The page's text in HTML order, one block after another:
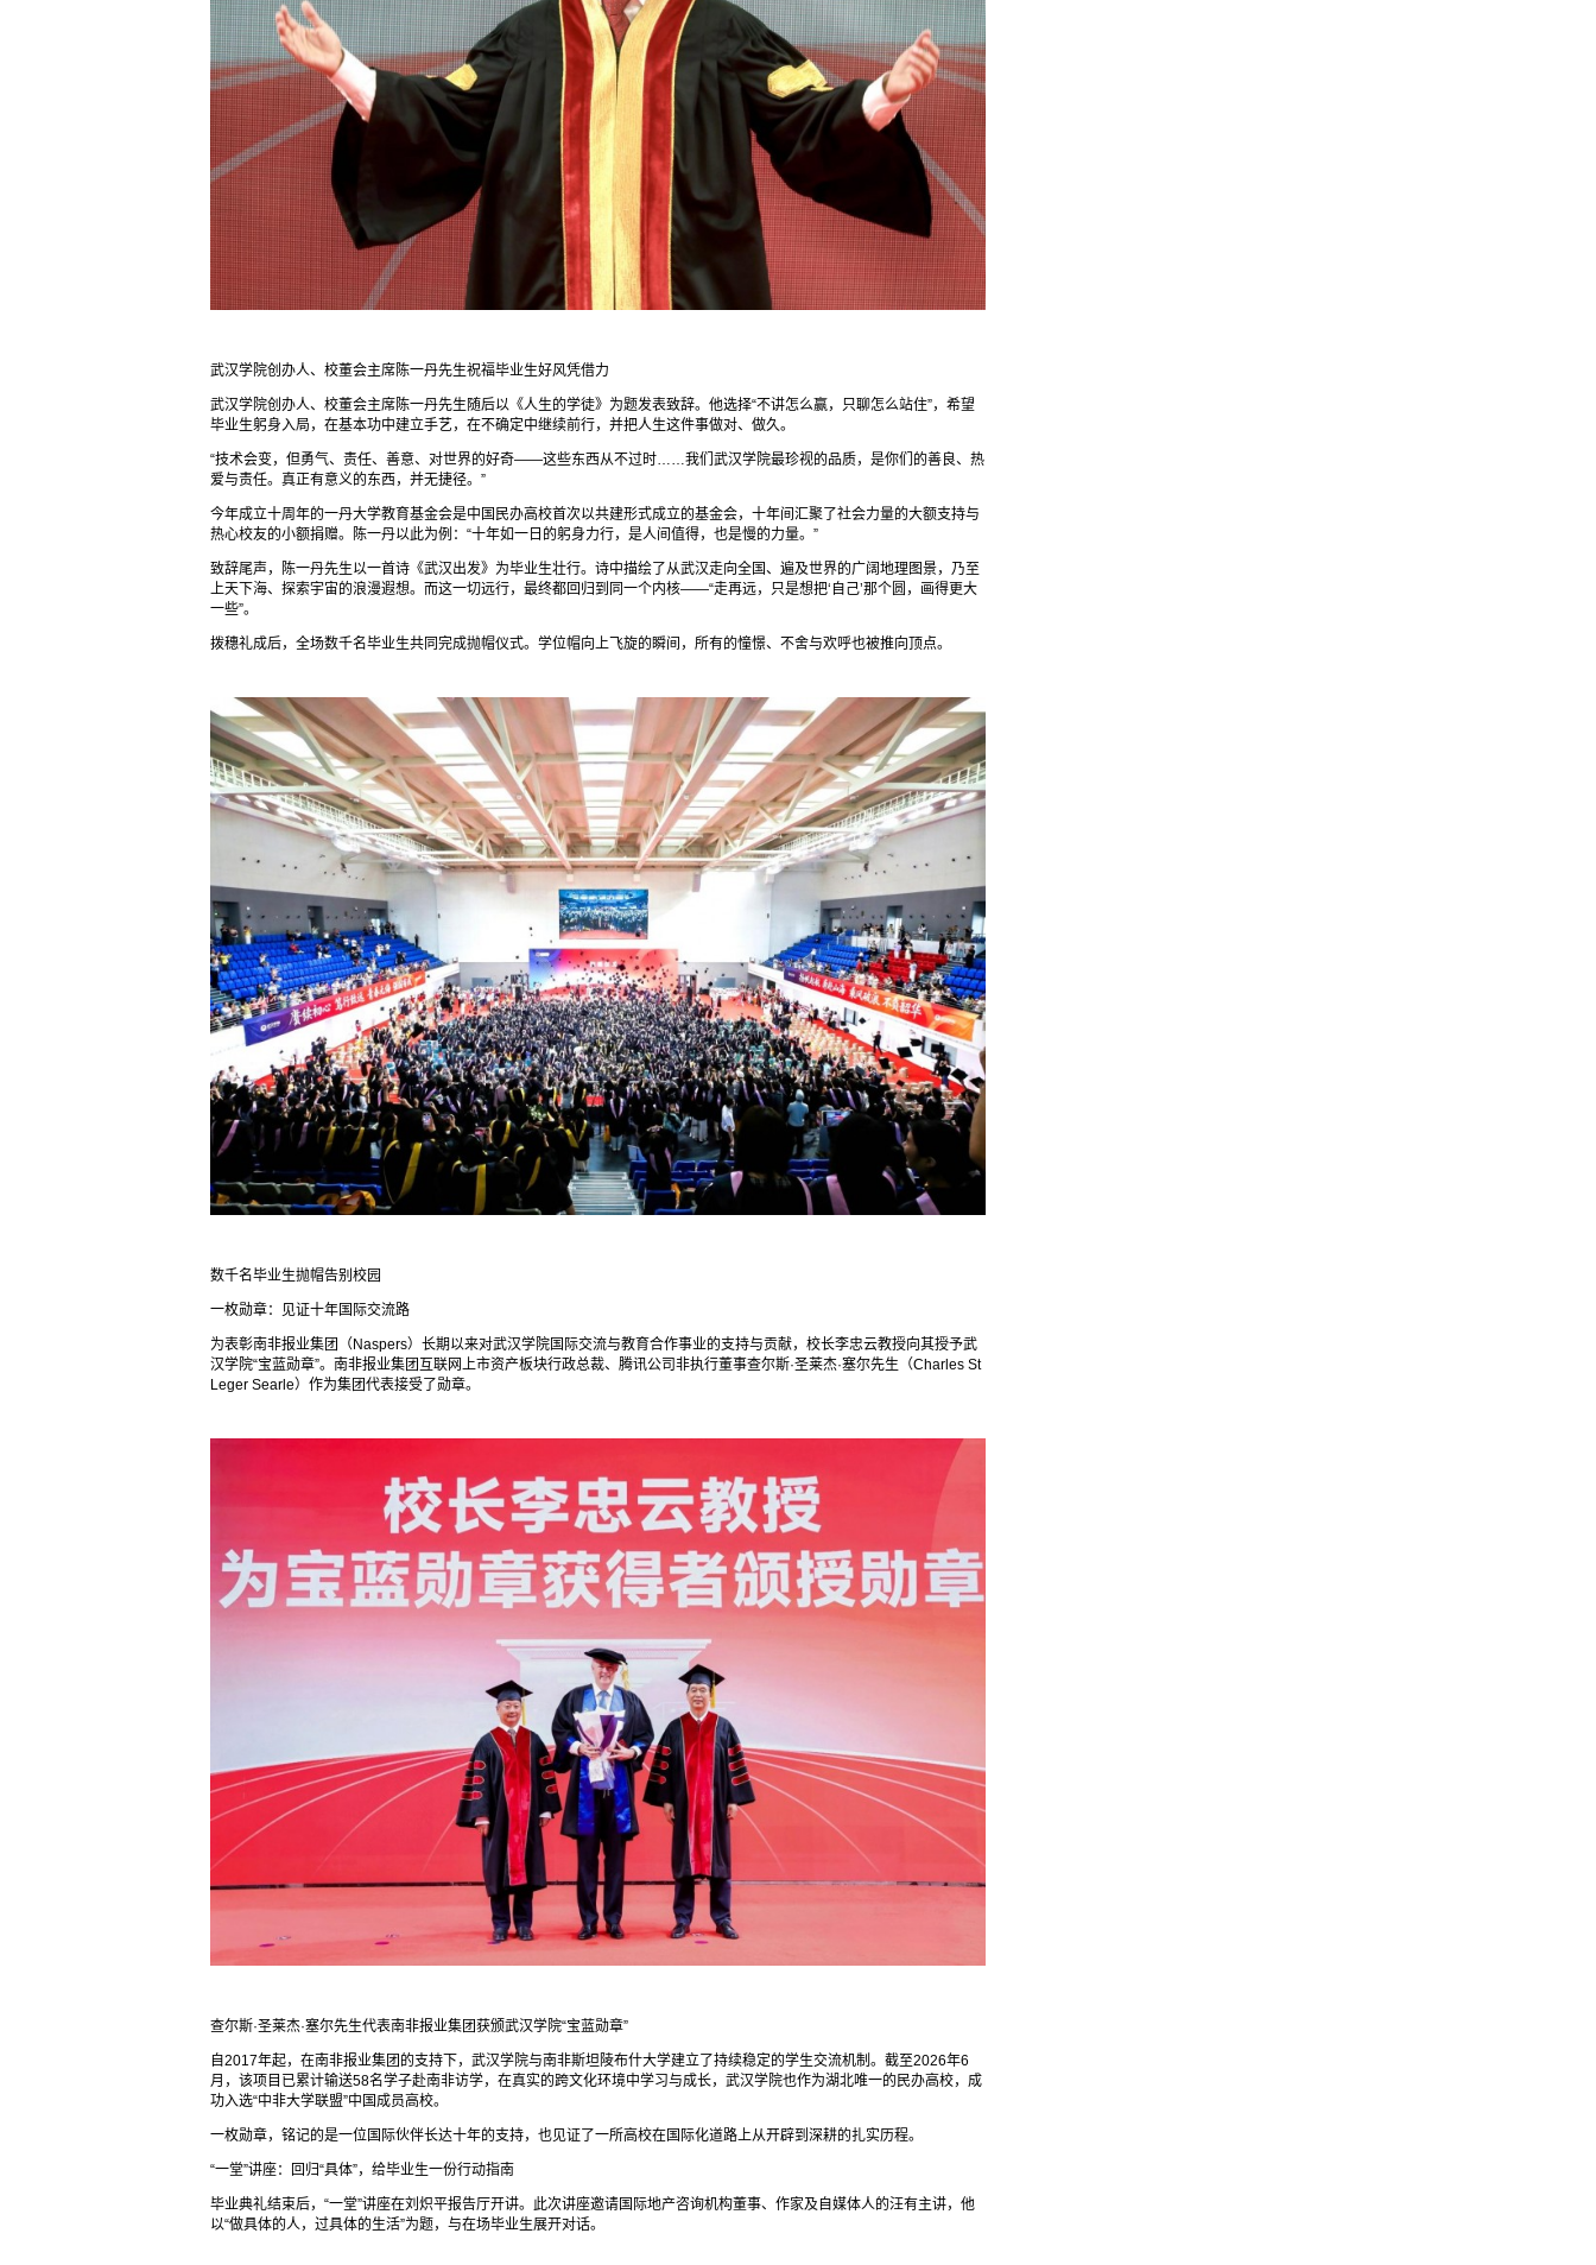
武汉学院创办人、校董会主席陈一丹先生祝福毕业生好风凭借力
武汉学院创办人、校董会主席陈一丹先生随后以《人生的学徒》为题发表致辞。他选择“不讲怎么赢，只聊怎么站住”，希望
毕业生躬身入局，在基本功中建立手艺，在不确定中继续前行，并把人生这件事做对、做久。
“技术会变，但勇气、责任、善意、对世界的好奇——这些东西从不过时……我们武汉学院最珍视的品质，是你们的善良、热
爱与责任。真正有意义的东西，并无捷径。”
今年成立十周年的一丹大学教育基金会是中国民办高校首次以共建形式成立的基金会，十年间汇聚了社会力量的大额支持与
热心校友的小额捐赠。陈一丹以此为例：“十年如一日的躬身力行，是人间值得，也是慢的力量。”
致辞尾声，陈一丹先生以一首诗《武汉出发》为毕业生壮行。诗中描绘了从武汉走向全国、遍及世界的广阔地理图景，乃至
上天下海、探索宇宙的浪漫遐想。而这一切远行，最终都回归到同一个内核——“走再远，只是想把‘自己’那个圆，画得更大
一些”。
拨穗礼成后，全场数千名毕业生共同完成抛帽仪式。学位帽向上飞旋的瞬间，所有的憧憬、不舍与欢呼也被推向顶点。
数千名毕业生抛帽告别校园
一枚勋章：见证十年国际交流路
为表彰南非报业集团（Naspers）长期以来对武汉学院国际交流与教育合作事业的支持与贡献，校长李忠云教授向其授予武
汉学院“宝蓝勋章”。南非报业集团互联网上市资产板块行政总裁、腾讯公司非执行董事查尔斯·圣莱杰·塞尔先生（Charles St
Leger Searle）作为集团代表接受了勋章。
查尔斯·圣莱杰·塞尔先生代表南非报业集团获颁武汉学院“宝蓝勋章”
自2017年起，在南非报业集团的支持下，武汉学院与南非斯坦陵布什大学建立了持续稳定的学生交流机制。截至2026年6
月，该项目已累计输送58名学子赴南非访学，在真实的跨文化环境中学习与成长，武汉学院也作为湖北唯一的民办高校，成
功入选“中非大学联盟”中国成员高校。
一枚勋章，铭记的是一位国际伙伴长达十年的支持，也见证了一所高校在国际化道路上从开辟到深耕的扎实历程。
“一堂”讲座：回归“具体”，给毕业生一份行动指南
毕业典礼结束后，“一堂”讲座在刘炽平报告厅开讲。此次讲座邀请国际地产咨询机构董事、作家及自媒体人的汪有主讲，他
以“做具体的人，过具体的生活”为题，与在场毕业生展开对话。